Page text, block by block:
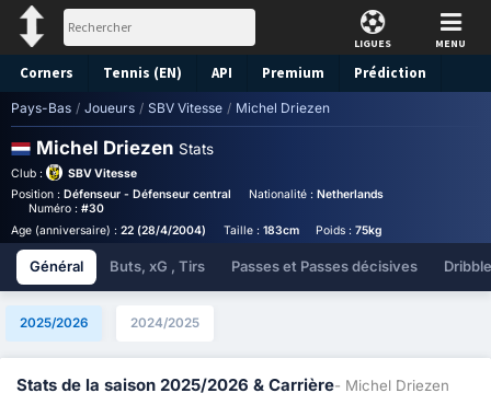
LIGUES MENU
Corners Tennis (EN) API Premium Prédiction
Pays-Bas / Joueurs / SBV Vitesse / Michel Driezen
Michel Driezen Stats
Club :
SBV Vitesse
Position : Défenseur - Défenseur central Nationalité : Netherlands
Numéro : #30
Age (anniversaire) : 22 (28/4/2004) Taille : 183cm Poids :75kg
Général Buts, xG , Tirs Passes et Passes décisives
2025/2026 2024/2025
Stats de la saison 2025/2026 & Carrière- Michel Driezen